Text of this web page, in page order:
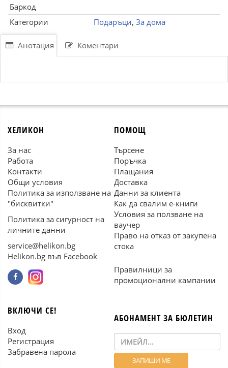
Баркод
Категории
Подаръци, За дома
Анотация Коментари
ХЕЛИКОН
За нас
Работа
Контакти
Общи условия
Политика за използване на
"бисквитки"
Политика за сигурност на
личните данни
service@helikon.bg
Helikon.bg във Facebook
ПОМОЩ
Търсене
Поръчка
Плащания
Доставка
Данни за клиента
Как да свалим е-книги
Условия за ползване на
ваучер
Право на отказ от закупена
стока
Правилници за
промоционални кампании
ВКЛЮЧИ СЕ!
Вход
Регистрация
Забравена парола
АБОНАМЕНТ ЗА БЮЛЕТИН